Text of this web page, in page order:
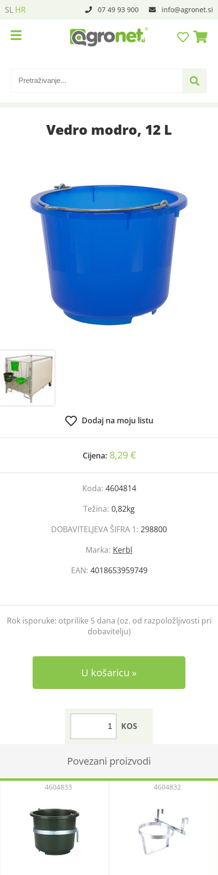
SL HR 07 49 93 900 info agronet.si
Vedro modro, 12 L
Dodaj na moju listu
Cijena: 8,29 €
Koda: 4604814
Težina: 0,82kg
DOBAVITELJEVA ŠIFRA 1: 298800
Marka: Kerbl
EAN: 4018653959749
Rok isporuke: otprilike 5 dana (oz. od razpoložljivosti pri
dobavitelju)
U košaricu
KOS
Povezani proizvodi
4604833 4604832